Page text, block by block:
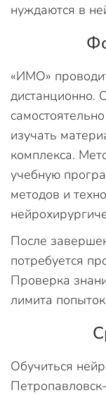
нуждаются в
«ИМО»
дистанционно.
изучать
комплекса.
учебную
методов и
После
потребуется
Проверка
лимита
Обучиться